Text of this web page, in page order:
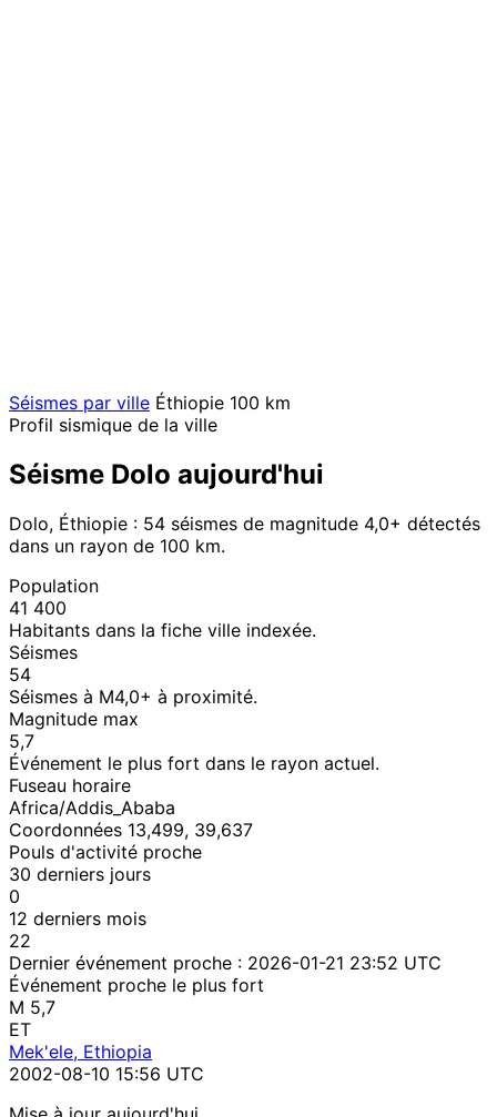
Séismes par ville Éthiopie 100 km
Profil sismique de la ville
Séisme Dolo aujourd'hui
Dolo, Éthiopie : 54 séismes de magnitude 4,0+ détectés
dans un rayon de 100 km.
Population
41 400
Habitants dans la fiche ville indexée.
Séismes
54
Séismes à M4,0+ à proximité.
Magnitude max
5,7
Événement le plus fort dans le rayon actuel.
Fuseau horaire
Africa/Addis_Ababa
Coordonnées 13,499, 39,637
Pouls d'activité proche
30 derniers jours
0
12 derniers mois
22
Dernier événement proche : 2026-01-21 23:52 UTC
Événement proche le plus fort
M 5,7
ET
Mek'ele, Ethiopia
2002-08-10 15:56 UTC